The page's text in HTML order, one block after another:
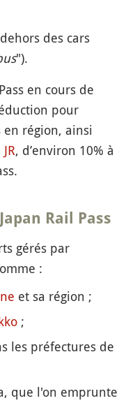
des cars
").
en cours de
pour
région, ainsi
, d’environ 10% à
Rail Pass
gérés par
:
et sa région ;
;
les préfectures de
que l'on emprunte